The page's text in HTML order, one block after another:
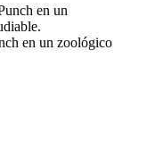
en un zoológico